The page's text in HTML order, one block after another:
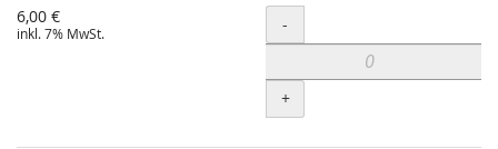
6,00 €
inkl. 7% MwSt. Menge
-
+